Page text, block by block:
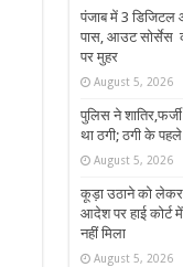
पंजाब में 3 डिजिटल
पास, आउट सोर्सेस
पर मुहर
August 5, 2026
पुलिस ने
था ठगी; ठगी के
August 5, 2026
कूड़ा उठाने को लेकर
आदेश पर हाई कोर्ट
नहीं मिला
August 5, 2026